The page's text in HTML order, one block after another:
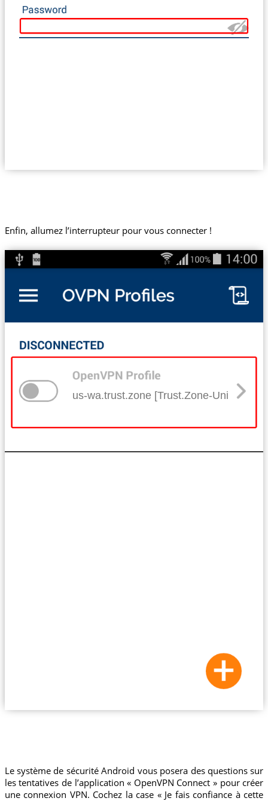
Enfin, allumez l’interrupteur pour vous connecter !
us-wa.trust.zone [Trust.Zone-United-
Le système de sécurité Android vous posera des questions sur
les tentatives de l’application « OpenVPN Connect » pour créer
une connexion VPN. Cochez la case « Je fais confiance à cette